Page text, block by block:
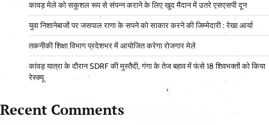
कावड़ मेले को सकुशल रूप से संपन्न कराने के लिए खुद मैदान में उतरे एसएसपी दून
युवा निशानेबाजों पर जसपाल राणा के सपने को साकार करने की जिम्मेदारी : रेखा आर्या
तकनीकी शिक्षा विभाग प्रदेशभर में आयोजित करेगा रोजगार मेले
कांवड़ यात्रा के दौरान SDRF की मुस्तैदी, गंगा के तेज बहाव में फंसे 18 शिवभक्तों को किया
रेस्क्यू
Recent Comments